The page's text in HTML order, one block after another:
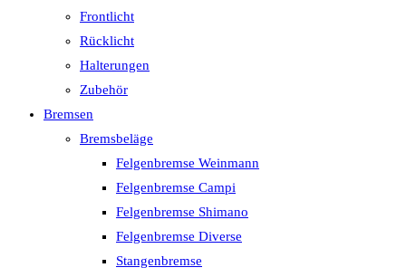
Frontlicht
Rücklicht
Halterungen
Zubehör
Bremsen
Bremsbeläge
Felgenbremse Weinmann
Felgenbremse Campi
Felgenbremse Shimano
Felgenbremse Diverse
Stangenbremse